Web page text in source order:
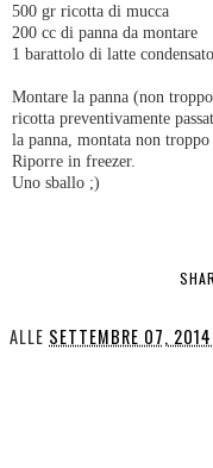
500 gr ricotta di mucca
200 cc di panna da montare
1 barattolo di latte
Montare la panna (non
ricotta preventivamente
la panna, montata non troppo
Riporre in freezer.
Uno sballo ;)
ALLE SETTEMBRE 07, 2014